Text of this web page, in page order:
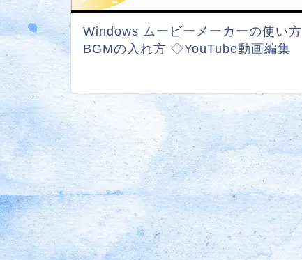
Windows ムービーメーカーの使い方
BGMの入れ方 ◇YouTube動画編集